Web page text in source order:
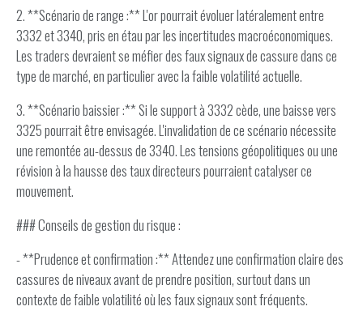
2. **Scénario de range :** L'or pourrait évoluer latéralement entre
3332 et 3340, pris en étau par les incertitudes macroéconomiques.
Les traders devraient se méfier des faux signaux de cassure dans ce
type de marché, en particulier avec la faible volatilité actuelle.
3. **Scénario baissier :** Si le support à 3332 cède, une baisse vers
3325 pourrait être envisagée. L'invalidation de ce scénario nécessite
une remontée au-dessus de 3340. Les tensions géopolitiques ou une
révision à la hausse des taux directeurs pourraient catalyser ce
mouvement.
### Conseils de gestion du risque :
- **Prudence et confirmation :** Attendez une confirmation claire des
cassures de niveaux avant de prendre position, surtout dans un
contexte de faible volatilité où les faux signaux sont fréquents.